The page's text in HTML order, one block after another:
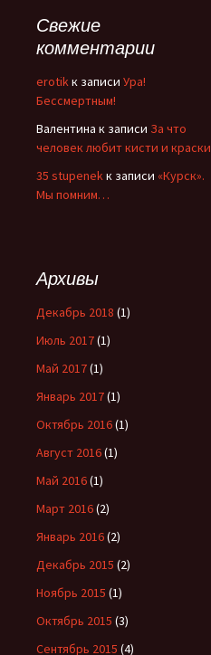
Свежие
комментарии
erotikк записи Ура!
Бессмертным!
Валентина к записи За что
человек любит кисти и краски
35 stupenekк записи «Курск».
Мы помним…
Архивы
Декабрь 2018 (1)
Июль 2017(1)
Май 2017(1)
Январь 2017(1)
Октябрь 2016(1)
Август 2016(1)
Май 2016(1)
Март 2016(2)
Январь 2016(2)
Декабрь 2015 (2)
Ноябрь 2015 (1)
Октябрь 2015 (3)
Сентябрь 2015 (4)